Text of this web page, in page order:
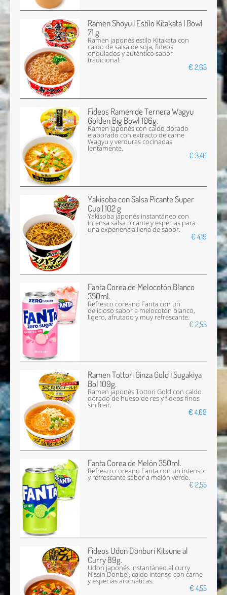
Ramen Shoyu | Estilo Kitakata | Bowl
71 g
Ramen japonés estilo Kitakata con
caldo de salsa de soja, fideos
ondulados y auténtico sabor
tradicional.
€ 2,65
Fideos Ramen de Ternera Wagyu
Golden Big Bowl 106g.
Ramen japonés con caldo dorado
elaborado con extracto de carne
Wagyu y verduras cocinadas
lentamente.
€ 3,40
Yakisoba con Salsa Picante Super
Cup | 102 g
Yakisoba japonés instantáneo con
intensa salsa picante y especias para
una experiencia llena de sabor.
€ 4,19
Fanta Corea de Melocotón Blanco
350ml.
Refresco coreano Fanta con un
delicioso sabor a melocotón blanco,
ligero, afrutado y muy refrescante.
€ 2,55
Ramen Tottori Ginza Gold | Sugakiya
Bol 109g.
Ramen japonés Tottori Gold con caldo
dorado de hueso de res y fideos finos
sin freír.
€ 4,69
Fanta Corea de Melón 350ml.
Refresco coreano Fanta con un intenso
y refrescante sabor a melón verde.
€ 2,55
Fideos Udon Donburi Kitsune al
Curry 89g.
Udon japonés instantáneo al curry
Nissin Donbei, caldo intenso con carne
y especias aromáticas.
€ 4,55